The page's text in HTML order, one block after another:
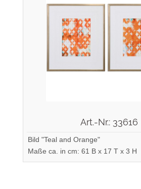
Art.-Nr.: 33616
Bild "Teal and Orange"
Maße ca. in cm: 61 B x 17 T x 3 H